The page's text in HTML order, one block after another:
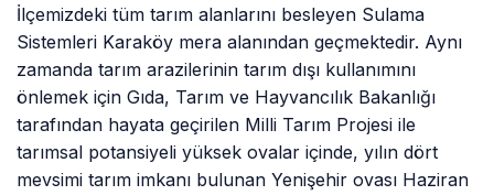
İlçemizdeki tüm tarım alanlarını besleyen Sulama
Sistemleri Karaköy mera alanından geçmektedir. Aynı
zamanda tarım arazilerinin tarım dışı kullanımını
önlemek için Gıda, Tarım ve Hayvancılık Bakanlığı
tarafından hayata geçirilen Milli Tarım Projesi ile
tarımsal potansiyeli yüksek ovalar içinde, yılın dört
mevsimi tarım imkanı bulunan Yenişehir ovası Haziran